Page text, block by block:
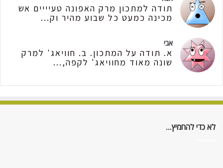
תודה למתכון מרק האפונה טעיייים אש
מכינה כמעט כל שבוע מהיר וק...
אבי
א. תודה על המתכון. ב. חוויאג' למרק
שונה מאוד מחוויאג' לקפה,...
לא כדי להחמיץ…